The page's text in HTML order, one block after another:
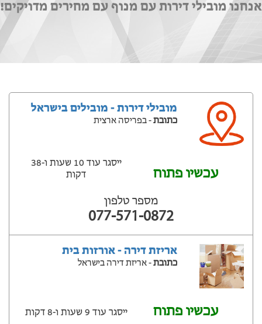
אנחנו מובילי דירות עם מנוף עם מחירים מדויקים!
מובילי דירות - מובילים בישראל
כתובת- בפריסה ארצית
עכשיו פתוח
ייסגר עוד 10 שעות ‫ו-38
דקות
מספר טלפון
077-571-0872
אריזת דירה - אורזות בית
כתובת- אריזת דירה בישראל
עכשיו פתוח ייסגר עוד 9 שעות ‫ו-8 דקות